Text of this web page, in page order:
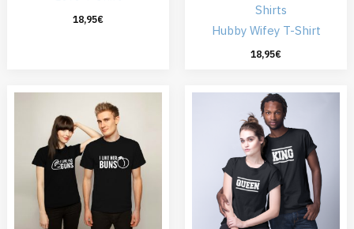
18,95€
Shirts
Hubby Wifey T-Shirt
18,95€